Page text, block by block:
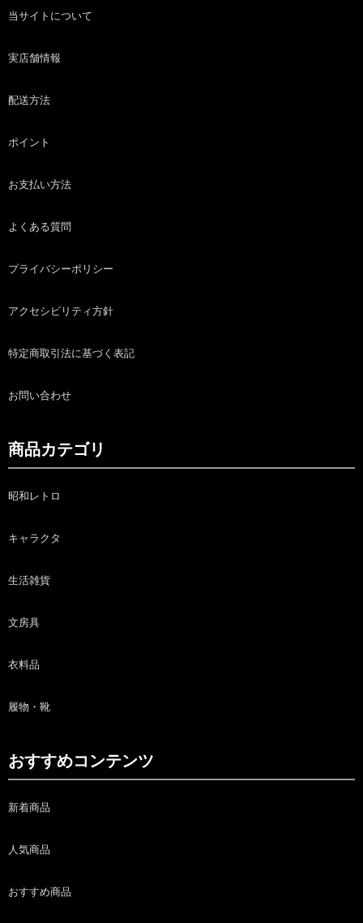
当サイトについて
実店舗情報
配送方法
ポイント
お支払い方法
よくある質問
プライバシーポリシー
アクセシビリティ方針
特定商取引法に基づく表記
お問い合わせ
商品カテゴリ
昭和レトロ
キャラクタ
生活雑貨
文房具
衣料品
履物・靴
おすすめコンテンツ
新着商品
人気商品
おすすめ商品